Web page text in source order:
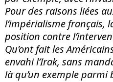
Pour des raisons liées
l’impérialisme français,
position contre
Qu’ont fait les
envahi l’Irak, sans
là qu’un exemple parmi